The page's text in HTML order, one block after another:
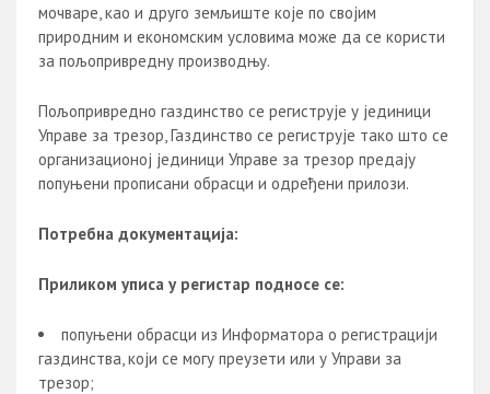
мочваре, као и друго земљиште које по својим
природним и економским условима може да се користи
за пољопривредну производњу.
Пољопривредно газдинство се региструје у јединици
Управе за трезор, Газдинство се региструје тако што се
организационој јединици Управе за трезор предају
попуњени прописани обрасци и одређени прилози.
Потребна документација:
Приликом уписа у регистар подносе се:
попуњени обрасци из Информатора о регистрацији
газдинства, који се могу преузети или у Управи за
трезор;